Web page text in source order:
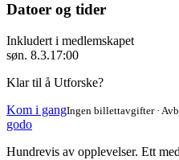
Datoer og tider
Inkludert i medlemskapet
søn. 8.3.17:00
Klar til å Utforske?
Kom i gangIngen billettavgifter ·
godo
Hundrevis av opplevelser. Ett